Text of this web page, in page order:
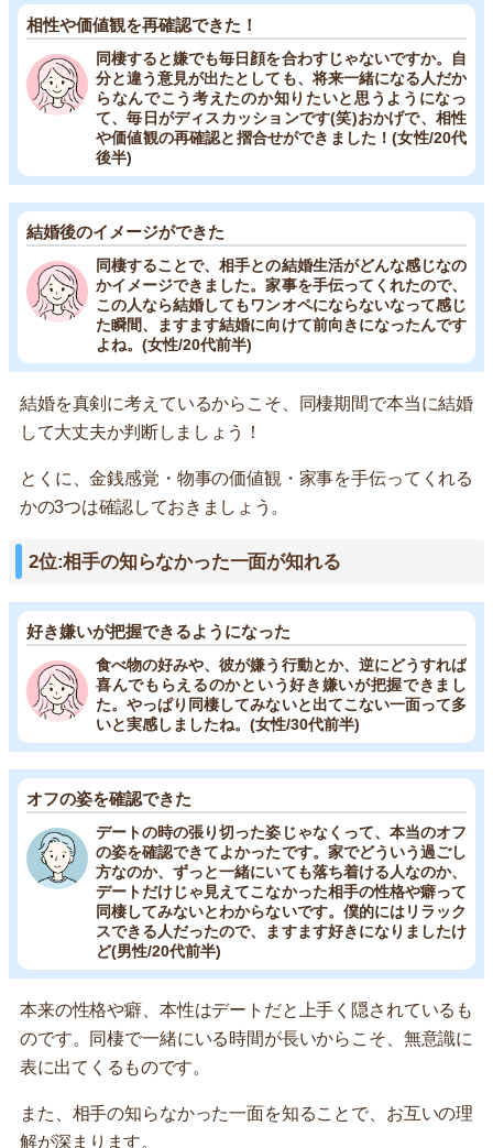
相性や価値観を再確認できた！
同棲すると嫌でも毎日顔を合わすじゃないですか。自
分と違う意見が出たとしても、将来一緒になる人だか
らなんでこう考えたのか知りたいと思うようになっ
て、毎日がディスカッションです(笑)おかげで、相性
や価値観の再確認と摺合せができました！(女性/20代
後半)
結婚後のイメージができた
同棲することで、相手との結婚生活がどんな感じなの
かイメージできました。家事を手伝ってくれたので、
この人なら結婚してもワンオペにならないなって感じ
た瞬間、ますます結婚に向けて前向きになったんです
よね。(女性/20代前半)
結婚を真剣に考えているからこそ、同棲期間で本当に結婚
して大丈夫か判断しましょう！
とくに、金銭感覚・物事の価値観・家事を手伝ってくれる
かの3つは確認しておきましょう。
2位:相手の知らなかった一面が知れる
好き嫌いが把握できるようになった
食べ物の好みや、彼が嫌う行動とか、逆にどうすれば
喜んでもらえるのかという好き嫌いが把握できまし
た。やっぱり同棲してみないと出てこない一面って多
いと実感しましたね。(女性/30代前半)
オフの姿を確認できた
デートの時の張り切った姿じゃなくって、本当のオフ
の姿を確認できてよかったです。家でどういう過ごし
方なのか、ずっと一緒にいても落ち着ける人なのか、
デートだけじゃ見えてこなかった相手の性格や癖って
同棲してみないとわからないです。僕的にはリラック
スできる人だったので、ますます好きになりましたけ
ど(男性/20代前半)
本来の性格や癖、本性はデートだと上手く隠されているも
のです。同棲で一緒にいる時間が長いからこそ、無意識に
表に出てくるものです。
また、相手の知らなかった一面を知ることで、お互いの理
解が深まります。